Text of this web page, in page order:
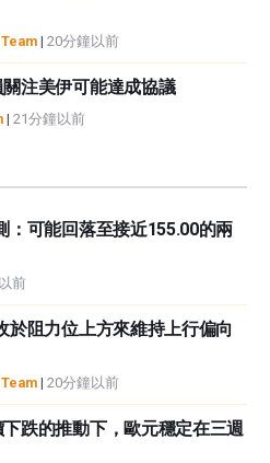
| 20分鐘以前
注美伊可能達成協議
| 21分鐘以前
：可能回落至接近155.00的兩
前
於阻力位上方來維持上行偏向
| 20分鐘以前
跌的推動下，歐元穩定在三週